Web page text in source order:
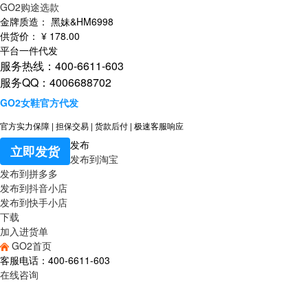
GO2购途选款
金牌质造： 黑妹&HM6998
供货价： ¥ 178.00
平台一件代发
服务热线：400-6611-603
服务QQ：4006688702
GO2女鞋官方代发
官方实力保障 | 担保交易 | 货款后付 | 极速客服响应
立即发货
发布
发布到淘宝
发布到拼多多
发布到抖音小店
发布到快手小店
下载
加入进货单
GO2首页
客服电话：400-6611-603
在线咨询